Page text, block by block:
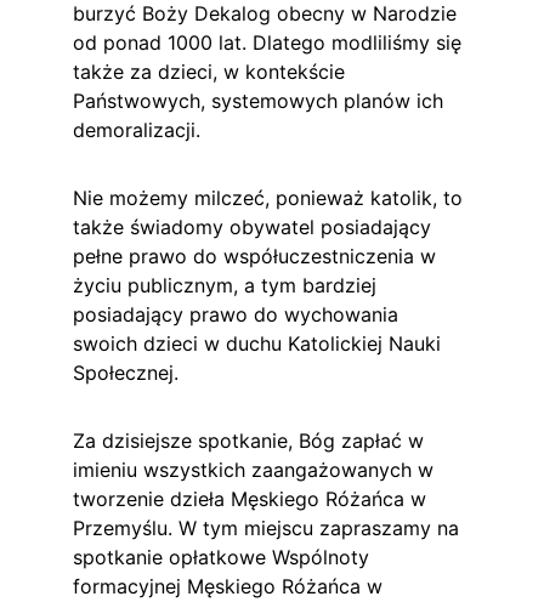
burzyć Boży Dekalog obecny w Narodzie
od ponad 1000 lat. Dlatego modliliśmy się
także za dzieci, w kontekście
Państwowych, systemowych planów ich
demoralizacji.
Nie możemy milczeć, ponieważ katolik, to
także świadomy obywatel posiadający
pełne prawo do współuczestniczenia w
życiu publicznym, a tym bardziej
posiadający prawo do wychowania
swoich dzieci w duchu Katolickiej Nauki
Społecznej.
Za dzisiejsze spotkanie, Bóg zapłać w
imieniu wszystkich zaangażowanych w
tworzenie dzieła Męskiego Różańca w
Przemyślu. W tym miejscu zapraszamy na
spotkanie opłatkowe Wspólnoty
formacyjnej Męskiego Różańca w